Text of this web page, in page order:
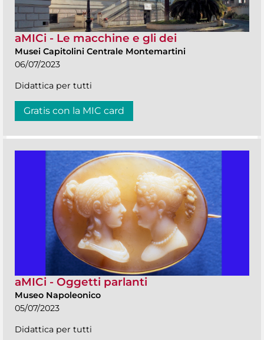
aMICi - Le macchine e gli dei
Musei Capitolini Centrale Montemartini
06/07/2023
Didattica per tutti
Gratis con la MIC card
aMICi - Oggetti parlanti
Museo Napoleonico
05/07/2023
Didattica per tutti